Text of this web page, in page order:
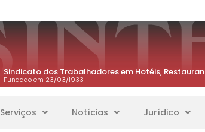
Sindicato dos Trabalhadores em Hotéis,
Fundado em 23/03/1933
Serviços Notícias Jurídico